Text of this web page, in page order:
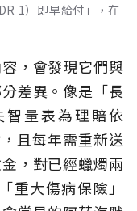
1）即早給付」，在
，會發現它們與
差異。像是「長
智量表為理賠依
且每年需重新送
，對已經蠟燭兩
重大傷病保險」